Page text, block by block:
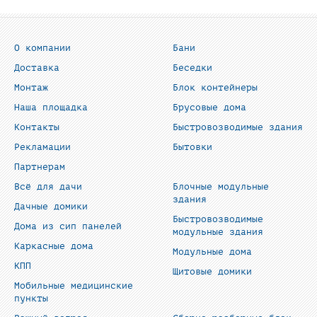
О компании
Доставка
Монтаж
Наша площадка
Контакты
Рекламации
Партнерам
Бани
Беседки
Блок контейнеры
Брусовые дома
Быстровозводимые здания
Бытовки
Всё для дачи
Дачные домики
Дома из сип панелей
Каркасные дома
КПП
Мобильные медицинские
пункты
Блочные модульные
здания
Быстровозводимые
модульные здания
Модульные дома
Щитовые домики